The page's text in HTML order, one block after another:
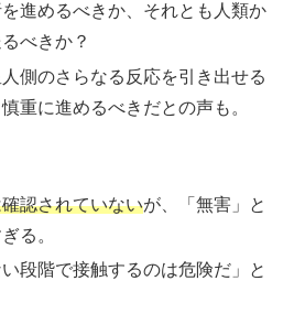
進めるべきか、それとも人類か
べきか？
側のさらなる反応を引き出せる
重に進めるべきだとの声も。
認されていないが、「無害」と
る。
い段階で接触するのは危険だ」と